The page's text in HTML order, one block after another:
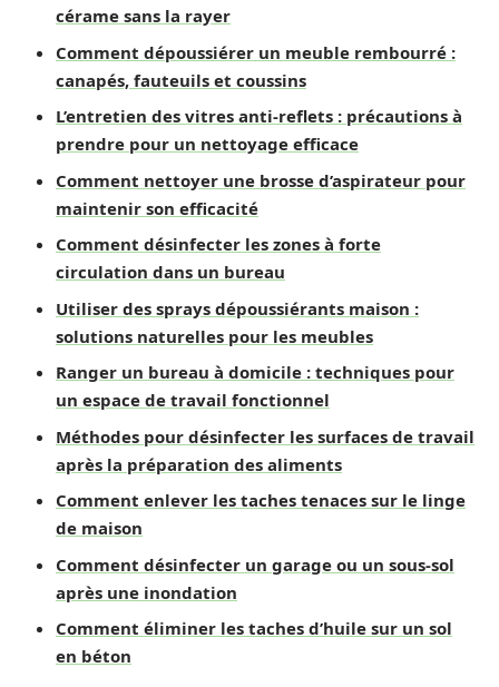
cérame sans la rayer
Comment dépoussiérer un meuble rembourré :
canapés, fauteuils et coussins
L’entretien des vitres anti-reflets : précautions à
prendre pour un nettoyage efficace
Comment nettoyer une brosse d’aspirateur pour
maintenir son efficacité
Comment désinfecter les zones à forte
circulation dans un bureau
Utiliser des sprays dépoussiérants maison :
solutions naturelles pour les meubles
Ranger un bureau à domicile : techniques pour
un espace de travail fonctionnel
Méthodes pour désinfecter les surfaces de travail
après la préparation des aliments
Comment enlever les taches tenaces sur le linge
de maison
Comment désinfecter un garage ou un sous-sol
après une inondation
Comment éliminer les taches d’huile sur un sol
en béton